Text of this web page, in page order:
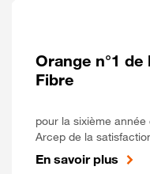
Orange n°1
Fibre
pour la sixième
Arcep de la
En savoir plus